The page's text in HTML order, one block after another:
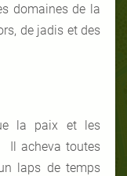
domaines de la
de jadis et des
la paix et les
Il acheva toutes
laps de temps